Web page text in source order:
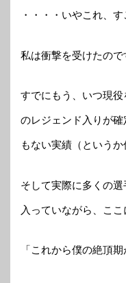
・・・・いやこれ、
私は衝撃を受けたので
すでにもう、いつ現
のレジェンド入りが
もない実績（というか
そして実際に多くの
入っていながら、こ
「これから僕の絶頂期